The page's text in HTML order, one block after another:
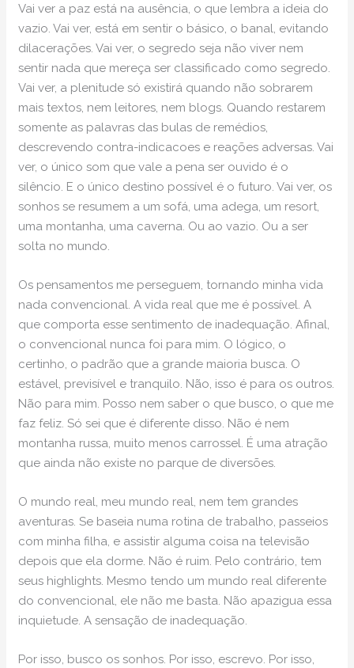
Vai ver a paz está na ausência, o que lembra a ideia do
vazio. Vai ver, está em sentir o básico, o banal, evitando
dilacerações. Vai ver, o segredo seja não viver nem
sentir nada que mereça ser classificado como segredo.
Vai ver, a plenitude só existirá quando não sobrarem
mais textos, nem leitores, nem blogs. Quando restarem
somente as palavras das bulas de remédios,
descrevendo contra-indicacoes e reações adversas. Vai
ver, o único som que vale a pena ser ouvido é o
silêncio. E o único destino possível é o futuro. Vai ver, os
sonhos se resumem a um sofá, uma adega, um resort,
uma montanha, uma caverna. Ou ao vazio. Ou a ser
solta no mundo.
Os pensamentos me perseguem, tornando minha vida
nada convencional. A vida real que me é possível. A
que comporta esse sentimento de inadequação. Afinal,
o convencional nunca foi para mim. O lógico, o
certinho, o padrão que a grande maioria busca. O
estável, previsível e tranquilo. Não, isso é para os outros.
Não para mim. Posso nem saber o que busco, o que me
faz feliz. Só sei que é diferente disso. Não é nem
montanha russa, muito menos carrossel. É uma atração
que ainda não existe no parque de diversões.
O mundo real, meu mundo real, nem tem grandes
aventuras. Se baseia numa rotina de trabalho, passeios
com minha filha, e assistir alguma coisa na televisão
depois que ela dorme. Não é ruim. Pelo contrário, tem
seus highlights. Mesmo tendo um mundo real diferente
do convencional, ele não me basta. Não apazigua essa
inquietude. A sensação de inadequação.
Por isso, busco os sonhos. Por isso, escrevo. Por isso,